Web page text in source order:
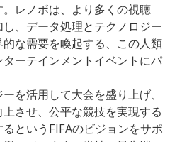
レノボは、より多くの視聴
、データ処理とテクノロジー
な需要を喚起する、この人類
ーテインメントイベントにパ
を活用して大会を盛り上げ、
させ、公平な競技を実現する
というFIFAのビジョンをサポ